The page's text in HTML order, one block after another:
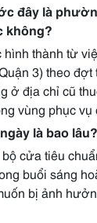
đây là
không?
thành từ
3) theo
ở địa chỉ cũ
vùng phục vụ
là bao lâu?
cửa tiêu
buổi sáng
bị ảnh